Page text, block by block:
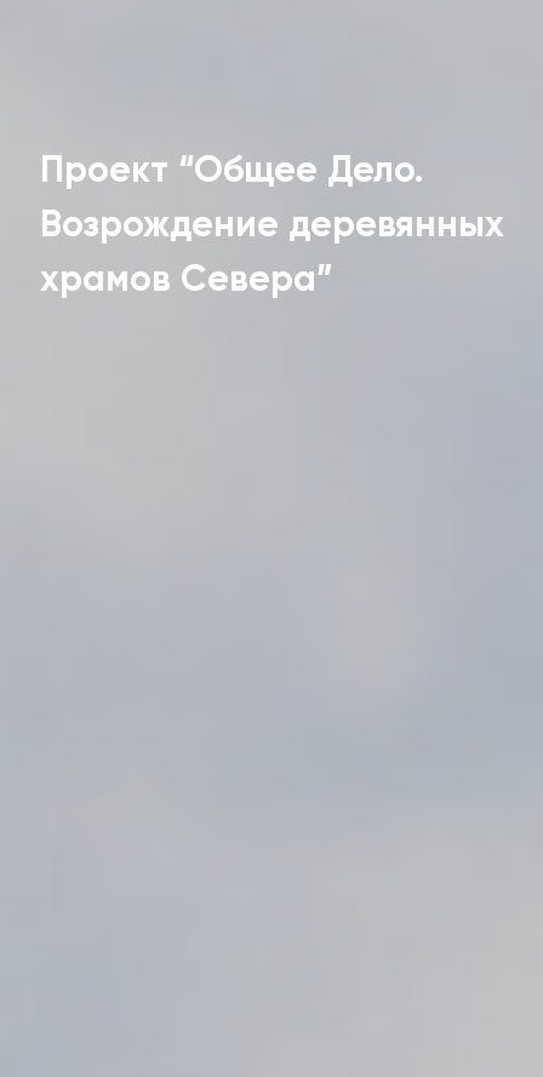
Проект “Общее Дело.
Возрождение деревянных
храмов Севера”